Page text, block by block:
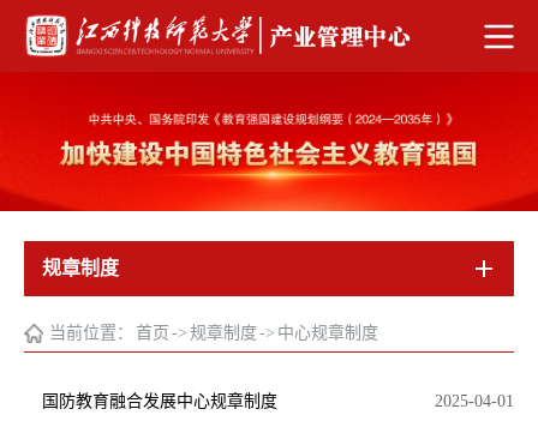
规章制度
当前位置： 首页 -> 规章制度-> 中心规章制度
2025-04-01
国防教育融合发展中心规章制度